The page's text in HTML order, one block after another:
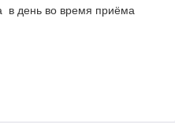
в день во время приёма